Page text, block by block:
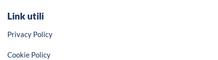
Link utili
Privacy Policy
Cookie Policy